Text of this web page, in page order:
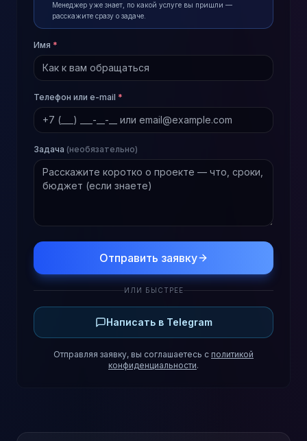
Менеджер уже знает, по какой услуге вы пришли —
расскажите сразу о задаче.
Имя *
Телефон или e-mail *
Задача (необязательно)
Отправить заявку
ИЛИ БЫСТРЕЕ
Написать в Telegram
Отправляя заявку, вы соглашаетесь с политикой
конфиденциальности.